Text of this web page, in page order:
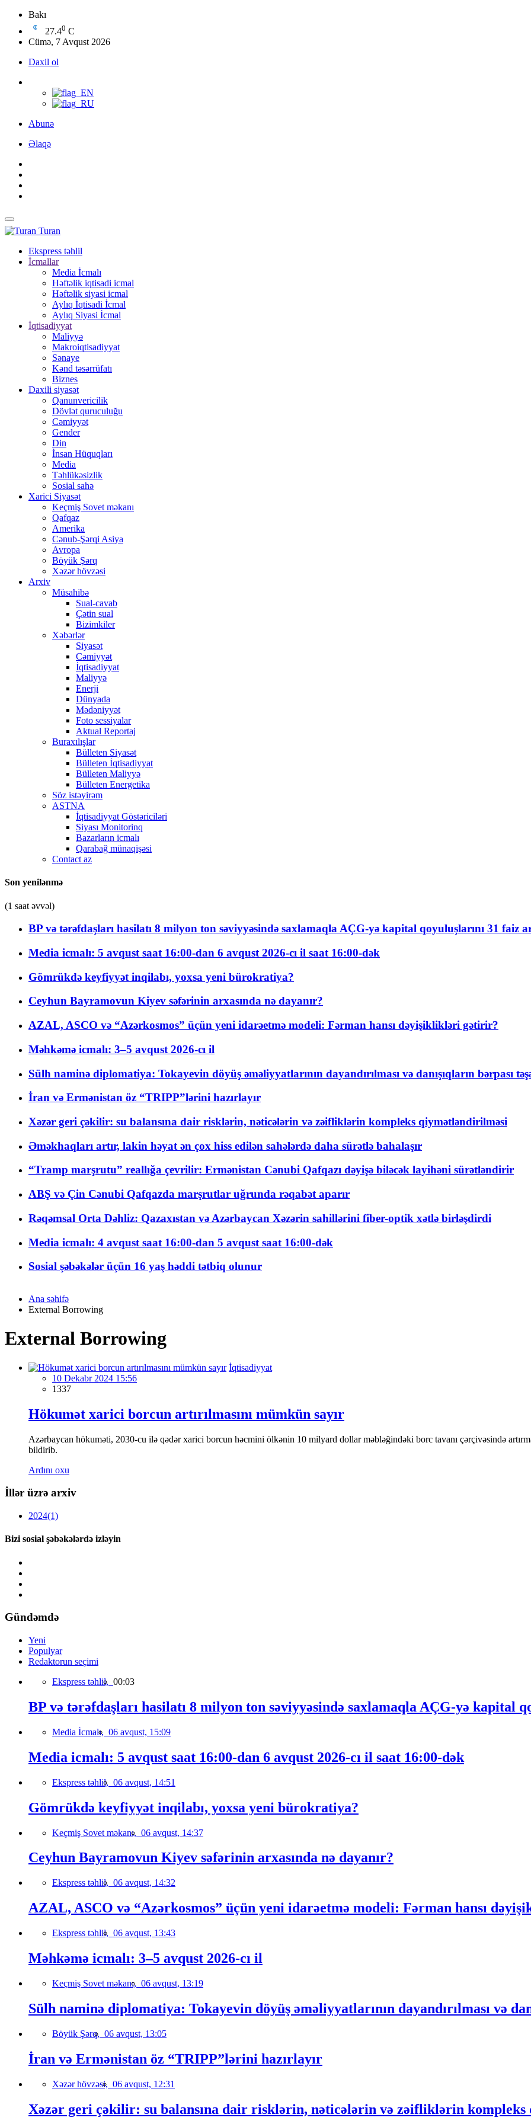
Bakı
27.40 C
Cümə, 7 Avqust 2026
Daxil ol
Abunə
Əlaqə
Turan
Ekspress təhlil
İcmallar
Media İcmalı
Həftəlik iqtisadi icmal
Həftəlik siyasi icmal
Aylıq İqtisadi İcmal
Aylıq Siyasi İcmal
İqtisadiyyat
Maliyyə
Makroiqtisadiyyat
Sənaye
Kənd təsərrüfatı
Biznes
Daxili siyasət
Qanunvericilik
Dövlət quruculuğu
Cəmiyyət
Gender
Din
İnsan Hüquqları
Media
Təhlükəsizlik
Sosial sahə
Xarici Siyasət
Keçmiş Sovet məkanı
Qafqaz
Amerika
Cənub-Şərqi Asiya
Avropa
Böyük Şərq
Xəzər hövzəsi
Arxiv
Müsahibə
Sual-cavab
Çətin sual
Bizimkiler
Xəbərlər
Siyasət
Cəmiyyət
İqtisadiyyat
Maliyyə
Enerji
Dünyada
Mədəniyyət
Foto sessiyalar
Aktual Reportaj
Buraxılışlar
Bülleten Siyasət
Bülleten İqtisadiyyat
Bülleten Maliyyə
Bülleten Energetika
Söz istəyirəm
ASTNA
İqtisadiyyat Göstəriciləri
Siyası Monitorinq
Bazarların icmalı
Qarabağ münaqişəsi
Contact az
Son yenilənmə
(1 saat əvvəl)
BP və tərəfdaşları hasilatı 8 milyon ton səviyyəsində saxlamaqla AÇG-yə kapital qoyuluşlarını 31 faiz
Media icmalı: 5 avqust saat 16:00-dan 6 avqust 2026-cı il saat 16:00-dək
Gömrükdə keyfiyyət inqilabı, yoxsa yeni bürokratiya?
Ceyhun Bayramovun Kiyev səfərinin arxasında nə dayanır?
AZAL, ASCO və “Azərkosmos” üçün yeni idarəetmə modeli: Fərman hansı dəyişiklikləri gətirir?
Məhkəmə icmalı: 3–5 avqust 2026-cı il
Sülh naminə diplomatiya: Tokayevin döyüş əməliyyatlarının dayandırılması və danışıqların bərpası
İran və Ermənistan öz “TRIPP”lərini hazırlayır
Xəzər geri çəkilir: su balansına dair risklərin, nəticələrin və zəifliklərin kompleks qiymətləndirilməsi
Əməkhaqları artır, lakin həyat ən çox hiss edilən sahələrdə daha sürətlə bahalaşır
“Tramp marşrutu” reallığa çevrilir: Ermənistan Cənubi Qafqazı dəyişə biləcək layihəni sürətləndirir
ABŞ və Çin Cənubi Qafqazda marşrutlar uğrunda rəqabət aparır
Rəqəmsal Orta Dəhliz: Qazaxıstan və Azərbaycan Xəzərin sahillərini fiber-optik xətlə birləşdirdi
Media icmalı: 4 avqust saat 16:00-dan 5 avqust saat 16:00-dək
Sosial şəbəkələr üçün 16 yaş həddi tətbiq olunur
Ana səhifə
External Borrowing
External Borrowing
İqtisadiyyat
10 Dekabr 2024 15:56
1337
Hökumət xarici borcun artırılmasını mümkün sayır
Azərbaycan hökuməti, 2030-cu ilə qədər xarici borcun həcmini ölkənin 10 milyard dollar məbləğindəki borc tavanı çərçivəsində
bildirib.
Ardını oxu
İllər üzrə arxiv
2024(1)
Bizi sosial şəbəkələrdə izləyin
Gündəmdə
Yeni
Populyar
Redaktorun seçimi
Ekspress təhlil, 00:03
BP və tərəfdaşları hasilatı 8 milyon ton səviyyəsində saxlamaqla AÇG-yə kapital
Media İcmalı, 06 avqust, 15:09
Media icmalı: 5 avqust saat 16:00-dan 6 avqust 2026-cı il saat 16:00-dək
Ekspress təhlil, 06 avqust, 14:51
Gömrükdə keyfiyyət inqilabı, yoxsa yeni bürokratiya?
Keçmiş Sovet məkanı, 06 avqust, 14:37
Ceyhun Bayramovun Kiyev səfərinin arxasında nə dayanır?
Ekspress təhlil, 06 avqust, 14:32
AZAL, ASCO və “Azərkosmos” üçün yeni idarəetmə modeli: Fərman hansı
Ekspress təhlil, 06 avqust, 13:43
Məhkəmə icmalı: 3–5 avqust 2026-cı il
Keçmiş Sovet məkanı, 06 avqust, 13:19
Sülh naminə diplomatiya: Tokayevin döyüş əməliyyatlarının dayandırılması və
Böyük Şərq, 06 avqust, 13:05
İran və Ermənistan öz “TRIPP”lərini hazırlayır
Xəzər hövzəsi, 06 avqust, 12:31
Xəzər geri çəkilir: su balansına dair risklərin, nəticələrin və zəifliklərin